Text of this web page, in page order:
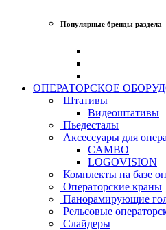
Популярные бренды раздела
ОПЕРАТОРСКОЕ
Штативы
Видеоштативы
Пьедесталы
Аксессуары для
CAMBO
LOGOVISION
Комплекты на базе
Операторские краны
Панорамирующие
Рельсовые
Слайдеры